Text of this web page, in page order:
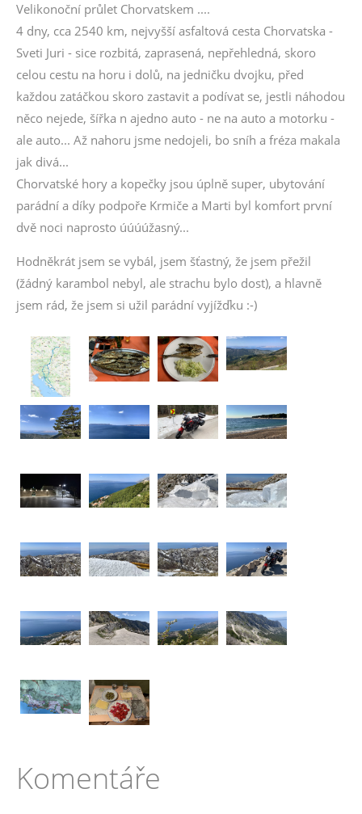
Velikonoční průlet Chorvatskem ....
4 dny, cca 2540 km, nejvyšší asfaltová cesta Chorvatska -
Sveti Juri - sice rozbitá, zaprasená, nepřehledná, skoro
celou cestu na horu i dolů, na jedničku dvojku, před
každou zatáčkou skoro zastavit a podívat se, jestli náhodou
něco nejede, šířka n ajedno auto - ne na auto a motorku -
ale auto... Až nahoru jsme nedojeli, bo sníh a fréza makala
jak divá...
Chorvatské hory a kopečky jsou úplně super, ubytování
parádní a díky podpoře Krmiče a Marti byl komfort první
dvě noci naprosto úúúúžasný...
Hodněkrát jsem se vybál, jsem šťastný, že jsem přežil
(žádný karambol nebyl, ale strachu bylo dost), a hlavně
jsem rád, že jsem si užil parádní vyjížďku :-)
Komentáře